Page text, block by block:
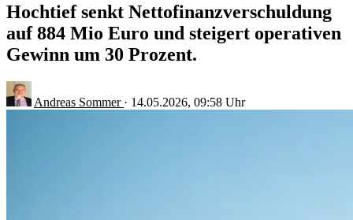
Hochtief senkt Nettofinanzverschuldung
auf 884 Mio Euro und steigert operativen
Gewinn um 30 Prozent.
Andreas Sommer · 14.05.2026, 09:58 Uhr